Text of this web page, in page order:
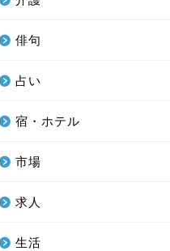
俳句
占い
宿・ホテル
市場
求人
生活